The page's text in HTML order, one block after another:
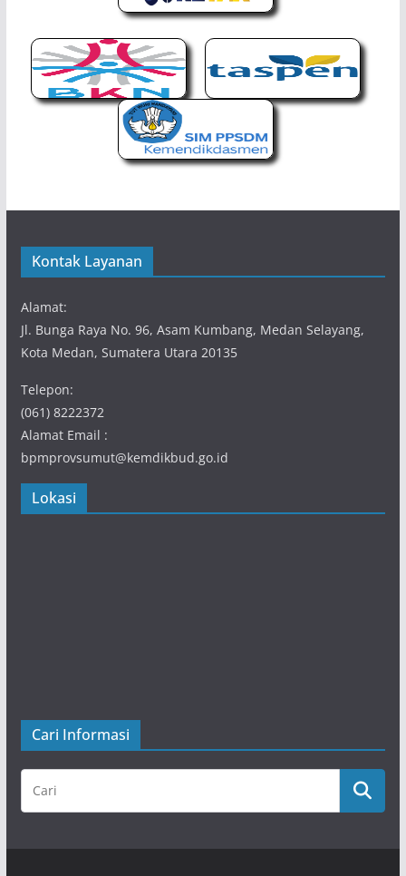
Kontak Layanan
Alamat:
Jl. Bunga Raya No. 96, Asam Kumbang, Medan Selayang,
Kota Medan, Sumatera Utara 20135
Telepon:
(061) 8222372
Alamat Email :
bpmprovsumut@kemdikbud.go.id
Lokasi
Cari Informasi